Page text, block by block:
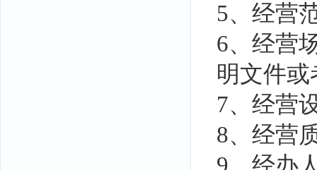
5、经营
6、经营
明文件
7、经营
8、经营